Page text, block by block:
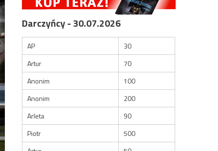
Darczyńcy - 30.07.2026
AP
30
Artur
70
Anonim
100
Anonim
200
Arleta
90
Piotr
500